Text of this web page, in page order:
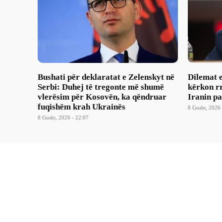
Bushati për deklaratat e Zelenskyt në
Serbi: Duhej të tregonte më shumë
vlerësim për Kosovën, ka qëndruar
fuqishëm krah Ukrainës
8 Gusht, 2026 - 22:07
Dilemat
kërkon
Iranin
8 Gusht,